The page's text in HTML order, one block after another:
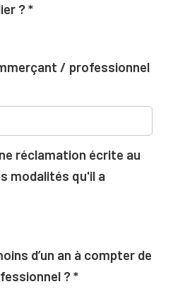
?
/ professionnel
réclamation écrite au
modalités qu'il a
d’un an à compter de
?